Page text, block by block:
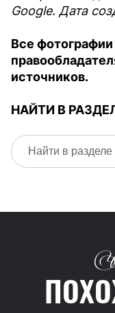
Google. Дата
Все фотографии
источников.
НАЙТИ В